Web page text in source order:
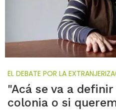
EL DEBATE POR LA
"Acá se va a
colonia o si